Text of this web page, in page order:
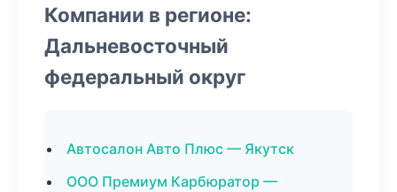
Компании в регионе:
Дальневосточный
федеральный округ
Автосалон Авто Плюс — Якутск
ООО Премиум Карбюратор —